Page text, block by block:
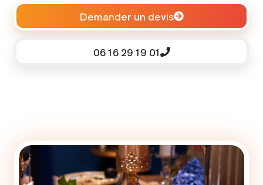
Demander un devis
06 16 29 19 01